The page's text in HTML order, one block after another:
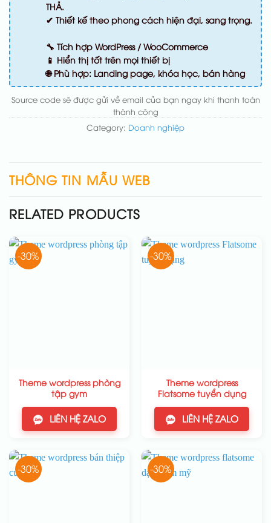
THẢ.
✔ Thiết kế theo phong cách hiện đại, sang trọng.
🔧 Tích hợp WordPress / WooCommerce
📱 Hiển thị tốt trên mọi thiết bị
🌐 Phù hợp: Landing page, khóa học, bán hàng
Source code sẽ được gửi về email của bạn ngay khi thanh toán
thành công
Category: Doanh nghiệp
THÔNG TIN MẪU WEB
RELATED PRODUCTS
-30%
Theme wordpress phòng
tập gym
LIÊN HỆ ZALO
-30%
Theme wordpress
Flatsome tuyển dụng
LIÊN HỆ ZALO
-30% -30%